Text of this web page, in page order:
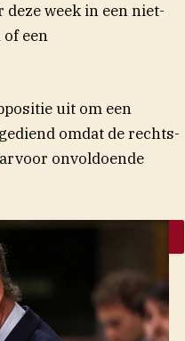
week in een niet-
(opent in nieuw venster)
of een
uit om een
omdat de rechts-
onvoldoende